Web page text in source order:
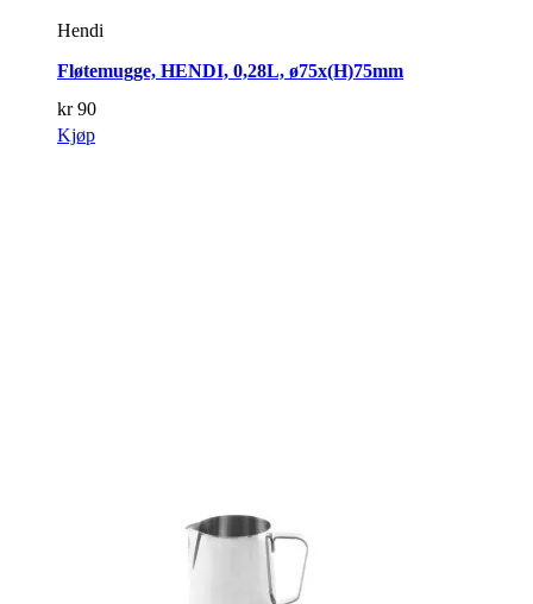
Hendi
Fløtemugge, HENDI, 0,28L, ø75x(H)75mm
kr90
Kjøp